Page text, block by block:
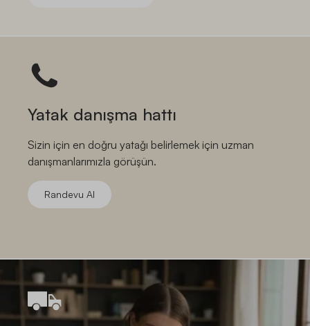
Yatak danışma hattı
Sizin için en doğru yatağı belirlemek için uzman
danışmanlarımızla görüşün.
Randevu Al